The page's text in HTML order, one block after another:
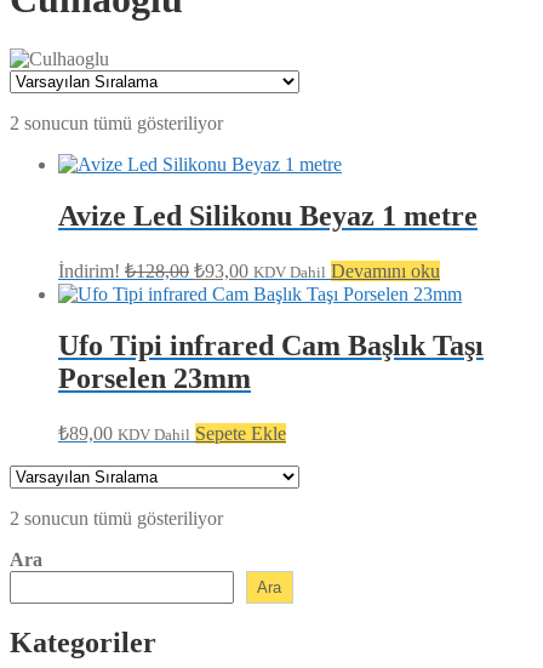
2 sonucun tümü gösteriliyor
Avize Led Silikonu Beyaz 1 metre
İndirim! ₺128,00 Orijinal
fiyat:
₺93,00Şu
andaki
fiyat:
₺93,00.
KDV Dahil Devamını oku
Ufo Tipi infrared Cam Başlık Taşı
Porselen 23mm
₺89,00 KDV Dahil Sepete Ekle
2 sonucun tümü gösteriliyor
Ara
Ara
Kategoriler